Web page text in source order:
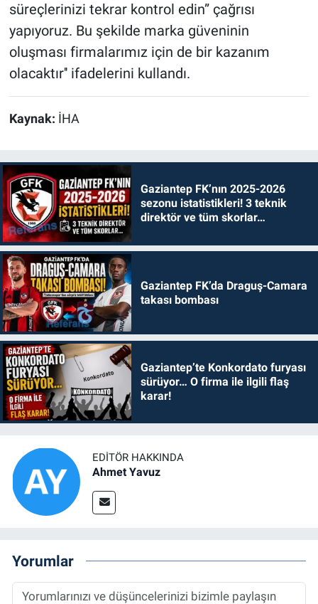
süreçlerinizi tekrar kontrol edin” çağrısı
yapıyoruz. Bu şekilde marka güveninin
oluşması firmalarımız için de bir kazanım
olacaktır'' ifadelerini kullandı.
Kaynak: İHA
Gaziantep FK’nın 2025-2026
sezonu istatistikleri! 3 teknik
direktör ve tüm skorlar…
Gaziantep FK’da Draguş-Camara
takası bombası
Gaziantep’te Konkordato furyası
sürüyor… O firma ile ilgili flaş
karar!
EDITÖR HAKKINDA
Ahmet Yavuz
Yorumlar